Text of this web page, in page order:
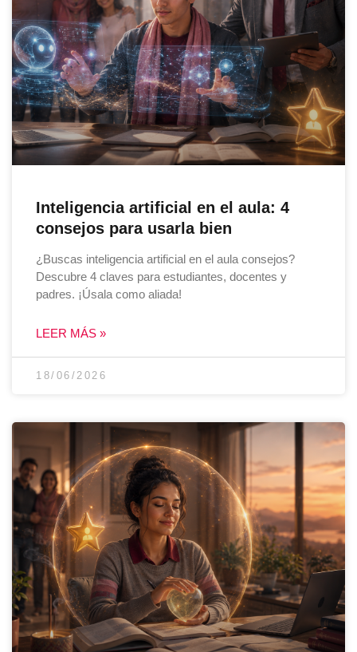
Inteligencia artificial en el aula: 4
consejos para usarla bien
¿Buscas inteligencia artificial en el aula consejos?
Descubre 4 claves para estudiantes, docentes y
padres. ¡Úsala como aliada!
LEER MÁS »
18/06/2026